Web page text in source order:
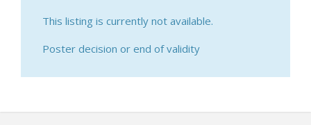
This listing is currently not available.
Poster decision or end of validity